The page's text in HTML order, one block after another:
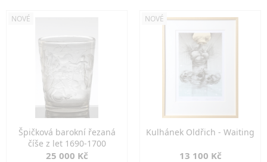
NOVÉ
Špičková barokní řezaná
číše z let 1690-1700
25 000 Kč
NOVÉ
Kulhánek Oldřich - Waiting
13 100 Kč